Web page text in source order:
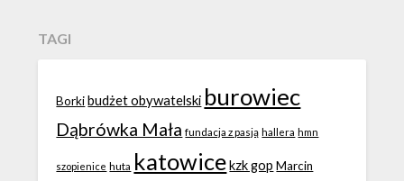
TAGI
Borki budżet obywatelski burowiec
Dąbrówka Mała fundacja z pasją hallera hmn
szopienice huta katowice kzk gop Marcin